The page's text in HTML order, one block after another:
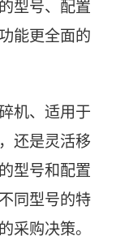
型号、配置
能更全面的
机、适用于
还是灵活移
型号和配置
同型号的特
采购决策。